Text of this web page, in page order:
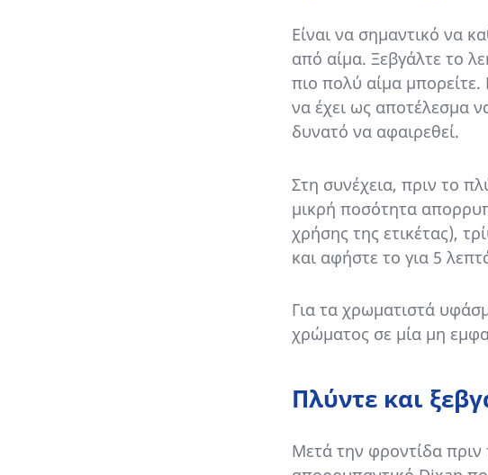
Είναι να σημαντικό να
από αίμα. Ξεβγάλτε το
πιο πολύ αίμα
να έχει ως αποτέλεσμα
δυνατό να αφαιρεθεί.
Στη συνέχεια, πριν το
μικρή ποσότητα
χρήσης της ετικέτας),
και αφήστε το για 5
Για τα χρωματιστά
χρώματος σε μία μη
Πλύντε και
Μετά την φροντίδα